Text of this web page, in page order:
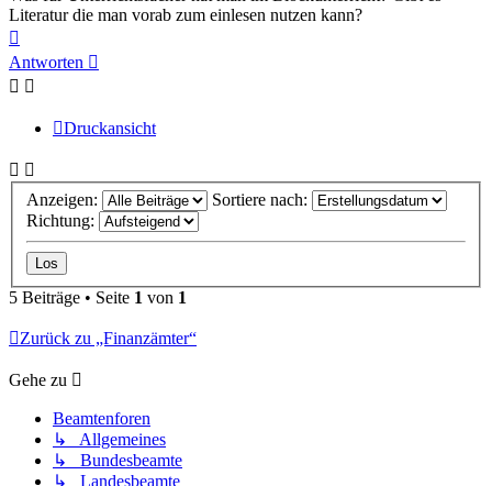
Literatur die man vorab zum einlesen nutzen kann?
oben
Antworten
Druckansicht
Anzeigen:
Sortiere nach:
Richtung:
5 Beiträge • Seite 1 von 1
Zurück zu „Finanzämter“
Gehe zu
Beamtenforen
↳ Allgemeines
↳ Bundesbeamte
↳ Landesbeamte